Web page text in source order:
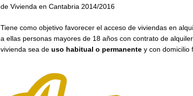
de Vivienda en Cantabria 2014/2016
Tiene como objetivo favorecer el acceso de viviendas en
a ellas personas mayores de 18 años con contrato de
vivienda sea de uso habitual o permanente y con domicilio